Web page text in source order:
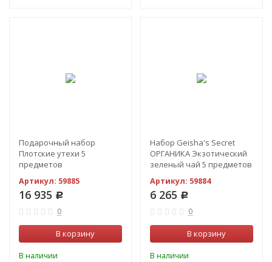
Подарочный набор
Плотские утехи 5
предметов
Артикул: 59885
16 935 Р
0
В корзину
В наличии
Набор Geisha's Secret
ОРГАНИКА Экзотический
зеленый чай 5 предметов
Артикул: 59884
6 265 Р
0
В корзину
В наличии